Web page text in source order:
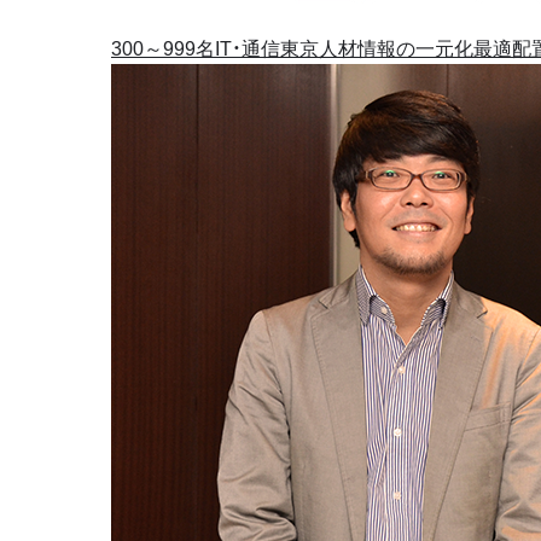
300～999名IT・通信東京人材情報の一元化最適配